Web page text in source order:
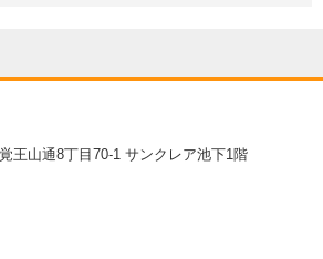
王山通8丁目70-1 サンクレア池下1階